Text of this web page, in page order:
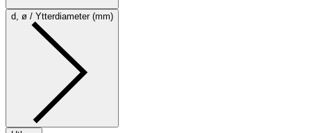
d, ø / Ytterdiameter (mm)